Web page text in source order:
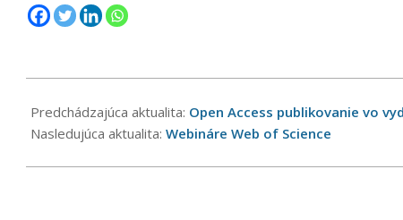
01-
11
Predchádzajúca aktualita: Open Access publikovanie vo
Nasledujúca aktualita: Webináre Web of Science